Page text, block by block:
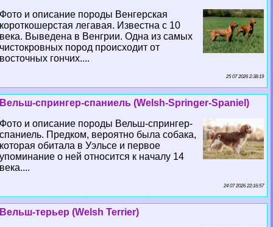
Фото и описание породы Венгерская
короткошерстая легавая. Известна с 10
века. Выведена в Венгрии. Одна из самых
чистокровных пород происходит от
восточных гончих....
25 07 2026 2:38:19
Вельш-спрингер-спаниель (Welsh-Springer-Spaniel)
Фото и описание породы Вельш-спрингер-
спаниель. Предком, вероятно была собака,
которая обитала в Уэльсе и первое
упоминание о ней относится к началу 14
века....
24 07 2026 22:16:57
Вельш-терьер (Welsh Terrier)